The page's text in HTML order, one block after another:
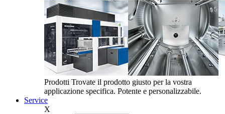
Prodotti Trovate il prodotto giusto per la vostra
applicazione specifica. Potente e personalizzabile.
Service
X